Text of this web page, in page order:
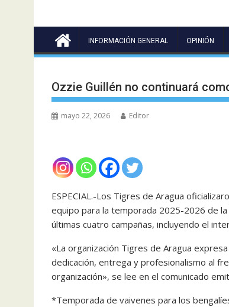
INFORMACIÓN GENERAL OPINIÓN
Ozzie Guillén no continuará
mayo 22, 2026 Editor
ESPECIAL.-Los Tigres de Aragua
equipo para la temporada 2025-2026 de
últimas cuatro campañas, incluyendo el
«La organización Tigres de Aragua
dedicación, entrega y profesionalismo al
organización», se lee en el comunicado
*Temporada de vaivenes para los